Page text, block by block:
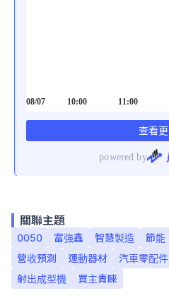
關聯主題
0050 富強鑫 智慧製造 節能
營收預測
運動器材 汽車零配件
射出成型機
買主青睞